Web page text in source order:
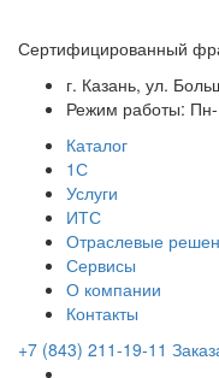
Сертифицированный
г. Казань, ул.
Режим работы:
Каталог
1С
Услуги
ИТС
Отраслевые
Сервисы
О компании
Контакты
+7 (843) 211-19-11